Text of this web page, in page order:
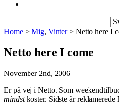
Home > Mig, Vinter> Netto here I
Netto here I come
November 2nd, 2006
Er på vej i Netto. Som
mindstkoster. Sidste år